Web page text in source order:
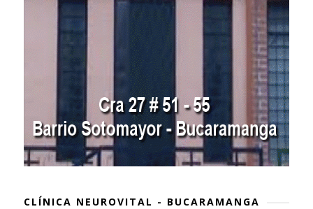
CLÍNICA NEUROVITAL - BUCARAMANGA